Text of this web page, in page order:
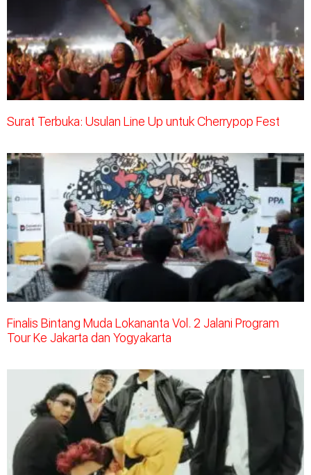
Surat Terbuka: Usulan Line Up untuk Cherrypop Fest
Finalis Bintang Muda Lokananta Vol. 2 Jalani Program
Tour Ke Jakarta dan Yogyakarta